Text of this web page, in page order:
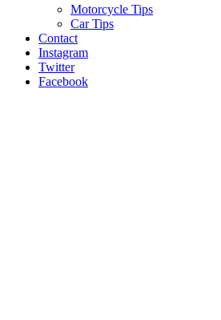
Motorcycle Tips
Car Tips
Contact
Instagram
Twitter
Facebook